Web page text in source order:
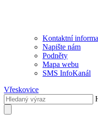
Kontaktní
Napište nám
Podněty
Mapa webu
SMS InfoKanál
Vřeskovice